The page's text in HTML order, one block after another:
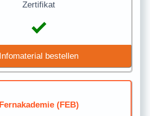
Zertifikat
Infomaterial bestellen
Fernakademie (FEB)